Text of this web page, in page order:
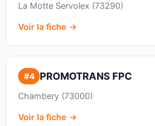
La Motte Servolex (73290)
Voir la fiche →
#4 PROMOTRANS FPC
Chambery (73000)
Voir la fiche →